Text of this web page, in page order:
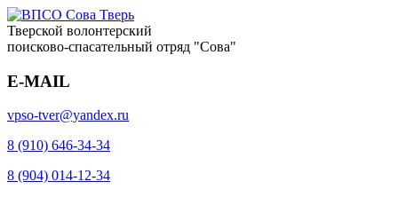
Тверской волонтерский
поисково-спасательный отряд "Сова"
E-MAIL
vpso-tver@yandex.ru
8 (910) 646-34-34
8 (904) 014-12-34